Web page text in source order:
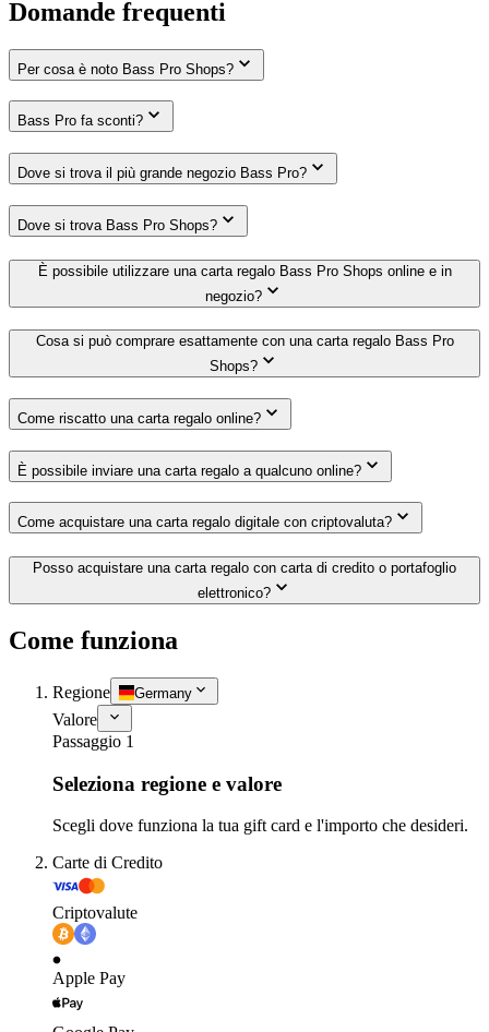
Domande frequenti
Per cosa è noto Bass Pro Shops?
Bass Pro fa sconti?
Dove si trova il più grande negozio Bass Pro?
Dove si trova Bass Pro Shops?
È possibile utilizzare una carta regalo Bass Pro Shops online e in
negozio?
Cosa si può comprare esattamente con una carta regalo Bass Pro
Shops?
Come riscatto una carta regalo online?
È possibile inviare una carta regalo a qualcuno online?
Come acquistare una carta regalo digitale con criptovaluta?
Posso acquistare una carta regalo con carta di credito o portafoglio
elettronico?
Come funziona
Regione Germany
Valore
Passaggio 1
Seleziona regione e valore
Scegli dove funziona la tua gift card e l'importo che desideri.
Carte di Credito
Criptovalute
Apple Pay